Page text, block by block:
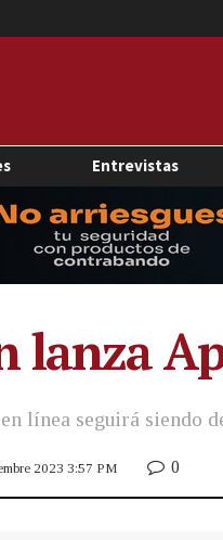
Entrevistas
lanza
línea seguirá siendo
2023 3:57 PM 0